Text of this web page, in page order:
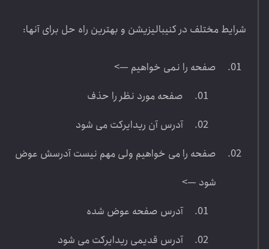
شرایط مختلف در کنیبالیزیشن و بهترین راه حل برای آنها:
صفحه را نمی خواهیم —>
صفحه مورد نظر را حذف
آدرس آن ریدایرکت می شود
صفحه را می خواهیم ولی مهم نیست آدرسش عوض
شود —>
آدرس صفحه عوض شده
آدرس قدیمی ریدایرکت می شود